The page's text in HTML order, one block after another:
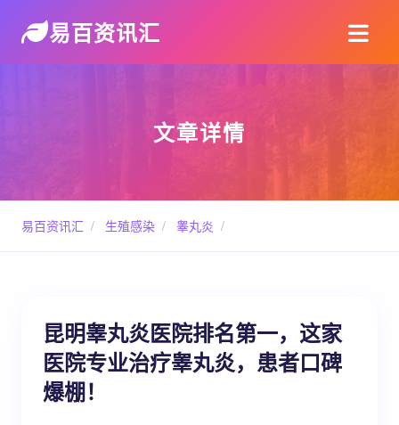
易百资讯汇
文章详情
易百资讯汇 / 生殖感染 / 睾丸炎 /
昆明睾丸炎医院排名第一，这家
医院专业治疗睾丸炎，患者口碑
爆棚！